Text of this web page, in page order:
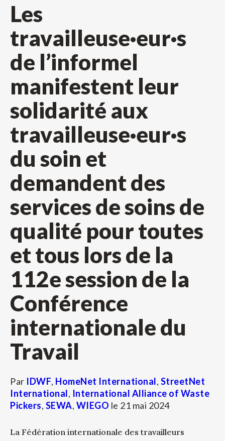
Les
travailleuse·eur·s
de l’informel
manifestent leur
solidarité aux
travailleuse·eur·s
du soin et
demandent des
services de soins de
qualité pour toutes
et tous lors de la
112e session de la
Conférence
internationale du
Travail
Par IDWF, HomeNet International, StreetNet
International, International Alliance of Waste
Pickers, SEWA, WIEGO le 21 mai 2024
La Fédération internationale des travailleurs